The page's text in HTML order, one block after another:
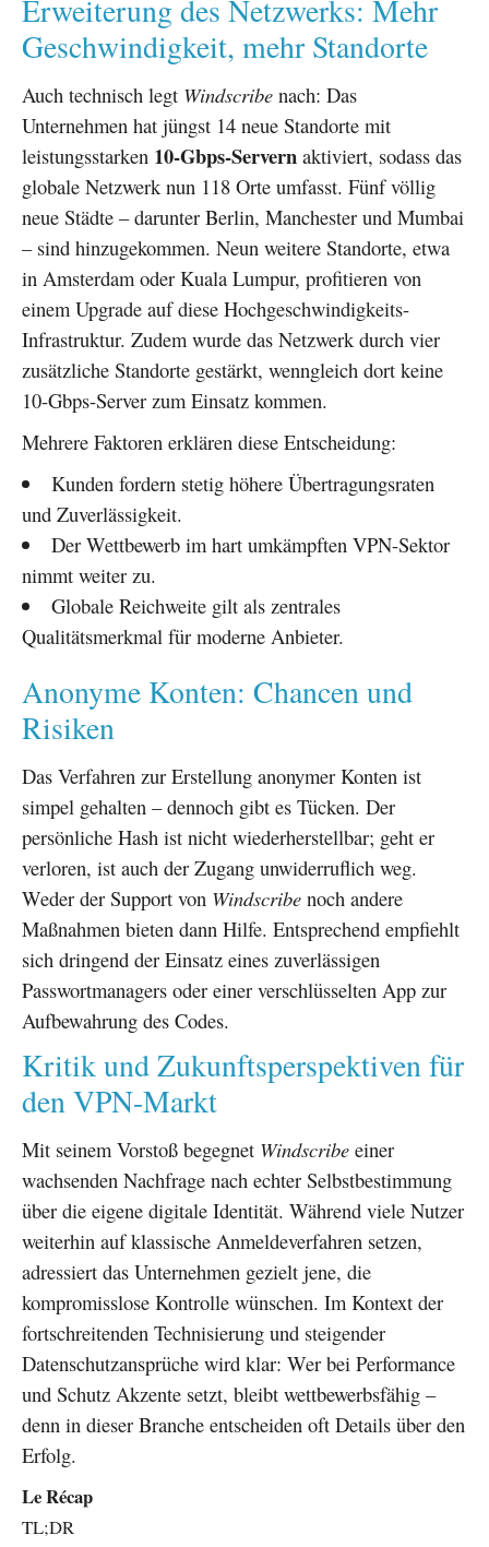
Erweiterung des Netzwerks: Mehr
Geschwindigkeit, mehr Standorte
Auch technisch legt Windscribe nach: Das
Unternehmen hat jüngst 14 neue Standorte mit
leistungsstarken 10-Gbps-Servern aktiviert, sodass das
globale Netzwerk nun 118 Orte umfasst. Fünf völlig
neue Städte – darunter Berlin, Manchester und Mumbai
– sind hinzugekommen. Neun weitere Standorte, etwa
in Amsterdam oder Kuala Lumpur, profitieren von
einem Upgrade auf diese Hochgeschwindigkeits-
Infrastruktur. Zudem wurde das Netzwerk durch vier
zusätzliche Standorte gestärkt, wenngleich dort keine
10-Gbps-Server zum Einsatz kommen.
Mehrere Faktoren erklären diese Entscheidung:
Kunden fordern stetig höhere Übertragungsraten
und Zuverlässigkeit.
Der Wettbewerb im hart umkämpften VPN-Sektor
nimmt weiter zu.
Globale Reichweite gilt als zentrales
Qualitätsmerkmal für moderne Anbieter.
Anonyme Konten: Chancen und
Risiken
Das Verfahren zur Erstellung anonymer Konten ist
simpel gehalten – dennoch gibt es Tücken. Der
persönliche Hash ist nicht wiederherstellbar; geht er
verloren, ist auch der Zugang unwiderruflich weg.
Weder der Support von Windscribe noch andere
Maßnahmen bieten dann Hilfe. Entsprechend empfiehlt
sich dringend der Einsatz eines zuverlässigen
Passwortmanagers oder einer verschlüsselten App zur
Aufbewahrung des Codes.
Kritik und Zukunftsperspektiven für
den VPN-Markt
Mit seinem Vorstoß begegnet Windscribe einer
wachsenden Nachfrage nach echter Selbstbestimmung
über die eigene digitale Identität. Während viele Nutzer
weiterhin auf klassische Anmeldeverfahren setzen,
adressiert das Unternehmen gezielt jene, die
kompromisslose Kontrolle wünschen. Im Kontext der
fortschreitenden Technisierung und steigender
Datenschutzansprüche wird klar: Wer bei Performance
und Schutz Akzente setzt, bleibt wettbewerbsfähig –
denn in dieser Branche entscheiden oft Details über den
Erfolg.
Le Récap
TL;DR